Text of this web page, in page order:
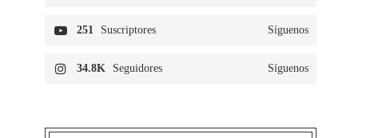
251 Suscriptores Síguenos
34.8K Seguidores Síguenos